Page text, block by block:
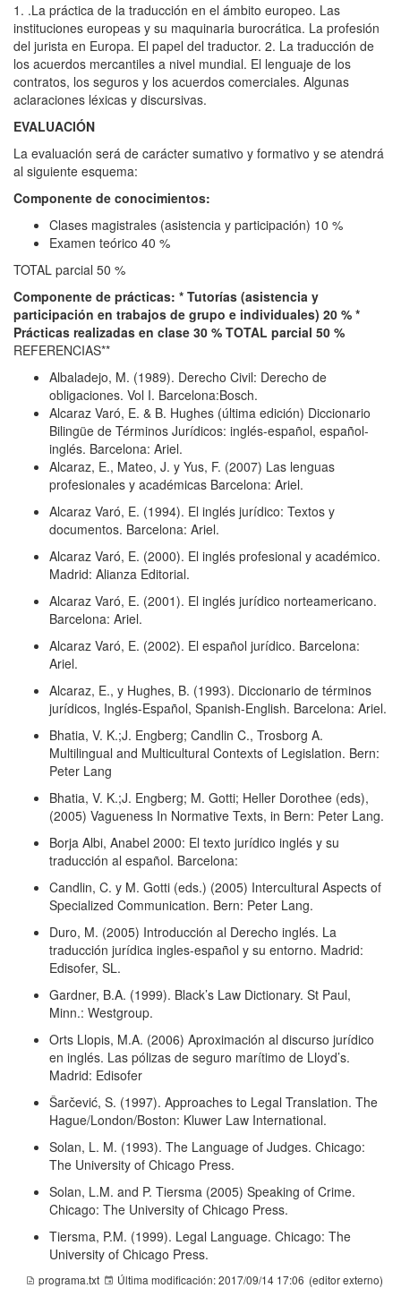
1. .La práctica de la traducción en el ámbito europeo. Las
instituciones europeas y su maquinaria burocrática. La profesión
del jurista en Europa. El papel del traductor. 2. La traducción de
los acuerdos mercantiles a nivel mundial. El lenguaje de los
contratos, los seguros y los acuerdos comerciales. Algunas
aclaraciones léxicas y discursivas.
EVALUACIÓN
La evaluación será de carácter sumativo y formativo y se atendrá
al siguiente esquema:
Componente de conocimientos:
Clases magistrales (asistencia y participación) 10 %
Examen teórico 40 %
TOTAL parcial 50 %
Componente de prácticas: * Tutorías (asistencia y
participación en trabajos de grupo e individuales) 20 % *
Prácticas realizadas en clase 30 % TOTAL parcial 50 %
REFERENCIAS**
Albaladejo, M. (1989). Derecho Civil: Derecho de
obligaciones. Vol I. Barcelona:Bosch.
Alcaraz Varó, E. & B. Hughes (última edición) Diccionario
Bilingüe de Términos Jurídicos: inglés-español, español-
inglés. Barcelona: Ariel.
Alcaraz, E., Mateo, J. y Yus, F. (2007) Las lenguas
profesionales y académicas Barcelona: Ariel.
Alcaraz Varó, E. (1994). El inglés jurídico: Textos y
documentos. Barcelona: Ariel.
Alcaraz Varó, E. (2000). El inglés profesional y académico.
Madrid: Alianza Editorial.
Alcaraz Varó, E. (2001). El inglés jurídico norteamericano.
Barcelona: Ariel.
Alcaraz Varó, E. (2002). El español jurídico. Barcelona:
Ariel.
Alcaraz, E., y Hughes, B. (1993). Diccionario de términos
jurídicos, Inglés-Español, Spanish-English. Barcelona: Ariel.
Bhatia, V. K.;J. Engberg; Candlin C., Trosborg A.
Multilingual and Multicultural Contexts of Legislation. Bern:
Peter Lang
Bhatia, V. K.;J. Engberg; M. Gotti; Heller Dorothee (eds),
(2005) Vagueness In Normative Texts, in Bern: Peter Lang.
Borja Albi, Anabel 2000: El texto jurídico inglés y su
traducción al español. Barcelona:
Candlin, C. y M. Gotti (eds.) (2005) Intercultural Aspects of
Specialized Communication. Bern: Peter Lang.
Duro, M. (2005) Introducción al Derecho inglés. La
traducción jurídica ingles-español y su entorno. Madrid:
Edisofer, SL.
Gardner, B.A. (1999). Black’s Law Dictionary. St Paul,
Minn.: Westgroup.
Orts Llopis, M.A. (2006) Aproximación al discurso jurídico
en inglés. Las pólizas de seguro marítimo de Lloyd’s.
Madrid: Edisofer
Šarčević, S. (1997). Approaches to Legal Translation. The
Hague/London/Boston: Kluwer Law International.
Solan, L. M. (1993). The Language of Judges. Chicago:
The University of Chicago Press.
Solan, L.M. and P. Tiersma (2005) Speaking of Crime.
Chicago: The University of Chicago Press.
Tiersma, P.M. (1999). Legal Language. Chicago: The
University of Chicago Press.
programa.txt Última modificación:2017/09/14 17:06 (editor externo)